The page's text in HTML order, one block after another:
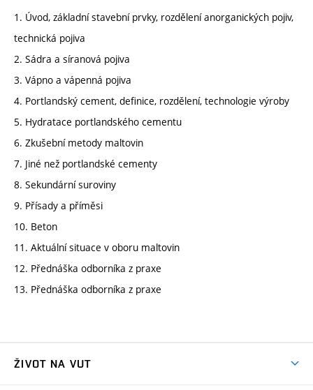
1. Úvod, základní stavební prvky, rozdělení anorganických pojiv,
technická pojiva
2. Sádra a síranová pojiva
3. Vápno a vápenná pojiva
4. Portlandský cement, definice, rozdělení, technologie výroby
5. Hydratace portlandského cementu
6. Zkušební metody maltovin
7. Jiné než portlandské cementy
8. Sekundární suroviny
9. Přísady a příměsi
10. Beton
11. Aktuální situace v oboru maltovin
12. Přednáška odborníka z praxe
13. Přednáška odborníka z praxe
ŽIVOT NA VUT